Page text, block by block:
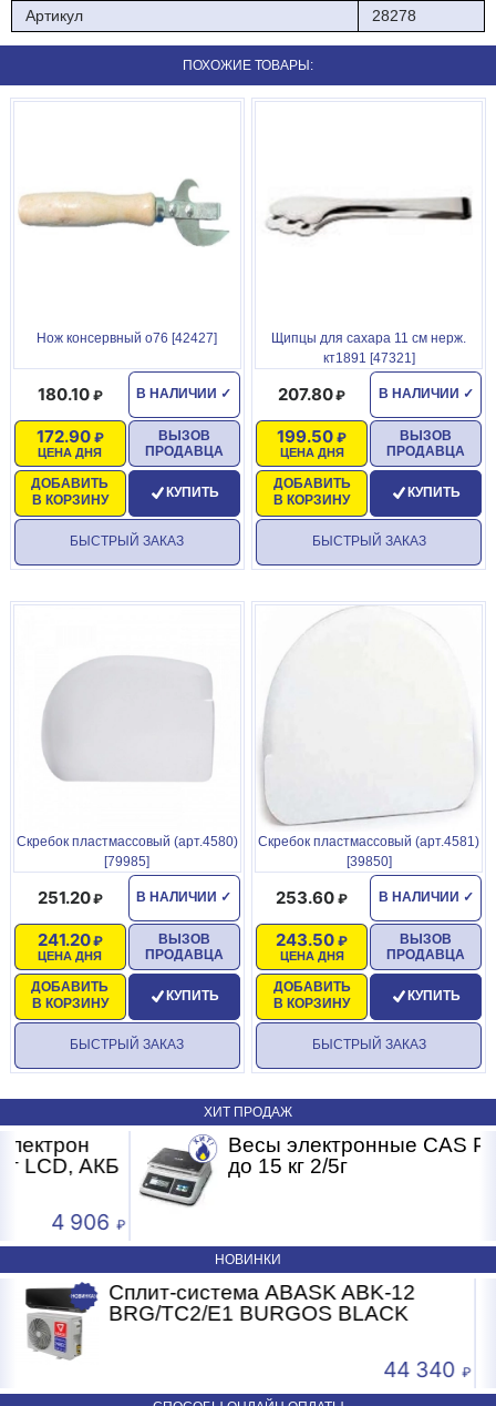
Артикул
28278
ПОХОЖИЕ ТОВАРЫ:
Нож консервный о76 [42427]
В НАЛИЧИИ ✓
180.10
ЦЕНА ДНЯ
172.90
ДОБАВИТЬ
В КОРЗИНУ
ВЫЗОВ
ПРОДАВЦА
КУПИТЬ
БЫСТРЫЙ ЗАКАЗ
Щипцы для сахара 11 см нерж.
кт1891 [47321]
В НАЛИЧИИ ✓
207.80
ЦЕНА ДНЯ
199.50
ДОБАВИТЬ
В КОРЗИНУ
ВЫЗОВ
ПРОДАВЦА
КУПИТЬ
БЫСТРЫЙ ЗАКАЗ
Скребок пластмассовый (арт.4580)
[79985]
В НАЛИЧИИ ✓
251.20
ЦЕНА ДНЯ
241.20
ДОБАВИТЬ
В КОРЗИНУ
ВЫЗОВ
ПРОДАВЦА
КУПИТЬ
БЫСТРЫЙ ЗАКАЗ
Скребок пластмассовый (арт.4581)
[39850]
В НАЛИЧИИ ✓
253.60
ЦЕНА ДНЯ
243.50
ДОБАВИТЬ
В КОРЗИНУ
ВЫЗОВ
ПРОДАВЦА
КУПИТЬ
БЫСТРЫЙ ЗАКАЗ
ХИТ ПРОДАЖ
Весы электронные CAS PRII -15CD
до 15 кг 2/5г
НОВИНКИ
Сплит-система ABASK ABK-07
BRG/TC2/E1 BURGOS BLACK
24